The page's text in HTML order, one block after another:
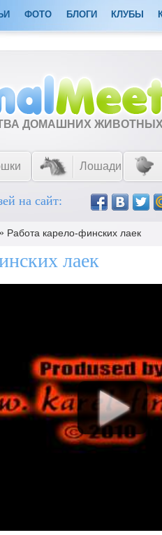
ФОТО БЛОГИ КЛУБЫ
ДОМАШНИХ
Лошади
на сайт:
» Работа карело-финских лаек
лаек